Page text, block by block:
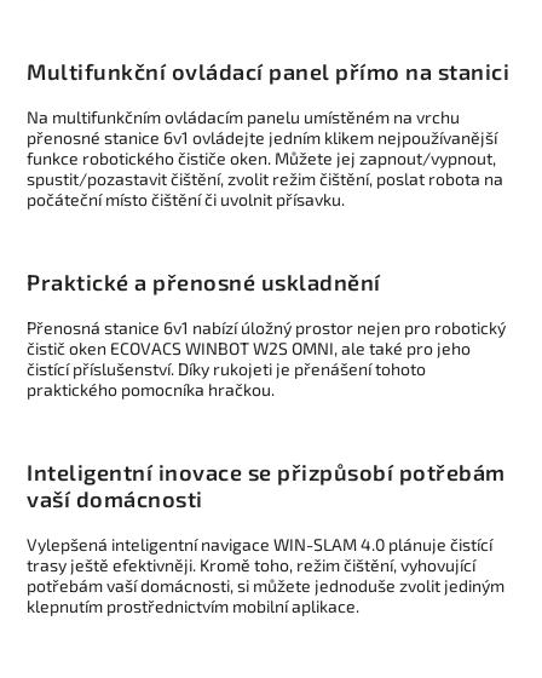
Multifunkční ovládací panel přímo na stanici
Na multifunkčním ovládacím panelu umístěném na vrchu
přenosné stanice 6v1 ovládejte jedním klikem nejpoužívanější
funkce robotického čističe oken. Můžete jej zapnout/vypnout,
spustit/pozastavit čištění, zvolit režim čištění, poslat robota na
počáteční místo čištění či uvolnit přísavku.
Praktické a přenosné uskladnění
Přenosná stanice 6v1 nabízí úložný prostor nejen pro robotický
čistič oken ECOVACS WINBOT W2S OMNI, ale také pro jeho
čistící příslušenství. Díky rukojeti je přenášení tohoto
praktického pomocníka hračkou.
Inteligentní inovace se přizpůsobí potřebám
vaší domácnosti
Vylepšená inteligentní navigace WIN-SLAM 4.0 plánuje čistící
trasy ještě efektivněji. Kromě toho, režim čištění, vyhovující
potřebám vaší domácnosti, si můžete jednoduše zvolit jediným
klepnutím prostřednictvím mobilní aplikace.